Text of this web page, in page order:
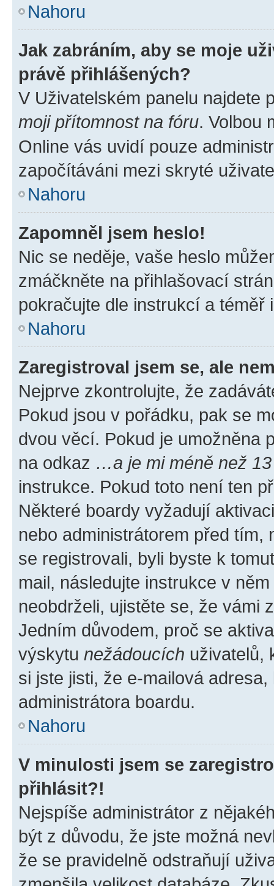
Nahoru
Jak zabráním, aby se moje
právě přihlášených?
V Uživatelském panelu najdete
moji přítomnost na fóru. Volbou
Online vás uvidí pouze
započítáváni mezi skryté
Nahoru
Zapomněl jsem heslo!
Nic se neděje, vaše heslo
zmáčkněte na přihlašovací
pokračujte dle instrukcí a téměř
Nahoru
Zaregistroval jsem se, ale
Nejprve zkontrolujte, že
Pokud jsou v pořádku, pak se
dvou věcí. Pokud je umožněna
na odkaz …a je mi méně než
instrukce. Pokud toto není ten
Některé boardy vyžadují
nebo administrátorem před tím,
se registrovali, byli byste k
mail, následujte instrukce v
neobdrželi, ujistěte se, že vámi
Jedním důvodem, proč se
výskytu nežádoucích uživatelů,
si jste jisti, že e-mailová
administrátora boardu.
Nahoru
V minulosti jsem se
přihlásit?!
Nejspíše administrátor z
být z důvodu, že jste možná
že se pravidelně odstraňují